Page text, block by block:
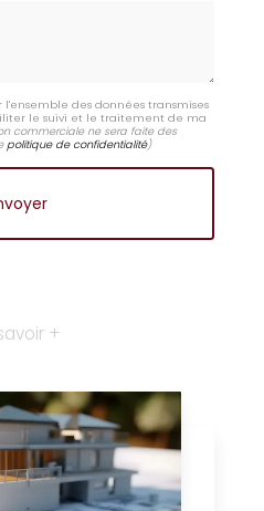
l'ensemble des données transmises
le suivi et le traitement de ma
commerciale ne sera faite des
politique de confidentialité)
+